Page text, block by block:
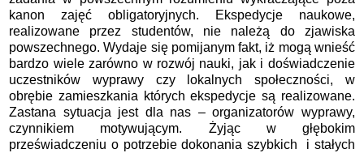
kanon zajęć obligatoryjnych. Ekspedycje naukowe,
realizowane przez studentów, nie należą do zjawiska
powszechnego. Wydaje się pomijanym fakt, iż mogą wnieść
bardzo wiele zarówno w rozwój nauki, jak i doświadczenie
uczestników wyprawy czy lokalnych społeczności, w
obrębie zamieszkania których ekspedycje są realizowane.
Zastana sytuacja jest dla nas – organizatorów wyprawy,
czynnikiem motywującym. Żyjąc w głębokim
przeświadczeniu o potrzebie dokonania szybkich i stałych